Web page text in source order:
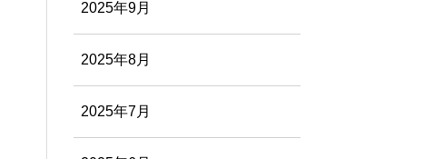
2025年9月
2025年8月
2025年7月